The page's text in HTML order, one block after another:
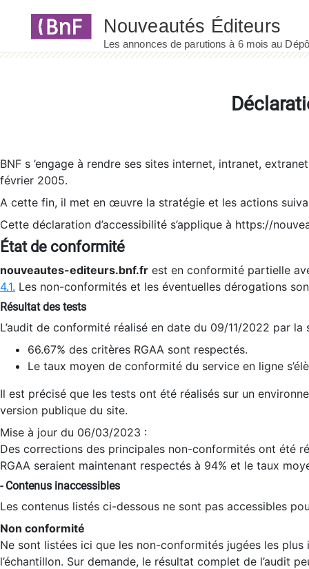
BNF s ’engage à rendre ses sites internet, intranet,
février 2005.
A cette fin, il met en œuvre la stratégie et les actions
Cette déclaration d’accessibilité s’applique à https://
État de conformité
nouveautes-editeurs.bnf.fr est en conformité partielle
4.1. Les non-conformités et les éventuelles dérogations
Résultat des tests
L’audit de conformité réalisé en date du 09/11/2022 par
66.67% des critères RGAA sont respectés.
Le taux moyen de conformité du service en ligne
Il est précisé que les tests ont été réalisés sur un
version publique du site.
Mise à jour du 06/03/2023 :
Des corrections des principales non-conformités ont été
RGAA seraient maintenant respectés à 94% et le taux
- Contenus inaccessibles
Les contenus listés ci-dessous ne sont pas accessibles
Non conformité
Ne sont listées ici que les non-conformités jugées les
l’échantillon. Sur demande, le résultat complet de l’audit